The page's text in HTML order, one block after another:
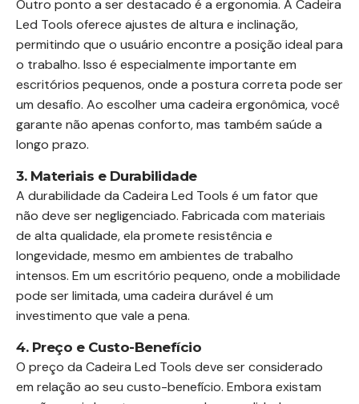
Outro ponto a ser destacado é a ergonomia. A Cadeira
Led Tools oferece ajustes de altura e inclinação,
permitindo que o usuário encontre a posição ideal para
o trabalho. Isso é especialmente importante em
escritórios pequenos, onde a postura correta pode ser
um desafio. Ao escolher uma cadeira ergonômica, você
garante não apenas conforto, mas também saúde a
longo prazo.
3. Materiais e Durabilidade
A durabilidade da Cadeira Led Tools é um fator que
não deve ser negligenciado. Fabricada com materiais
de alta qualidade, ela promete resistência e
longevidade, mesmo em ambientes de trabalho
intensos. Em um escritório pequeno, onde a mobilidade
pode ser limitada, uma cadeira durável é um
investimento que vale a pena.
4. Preço e Custo-Benefício
O preço da Cadeira Led Tools deve ser considerado
em relação ao seu custo-benefício. Embora existam